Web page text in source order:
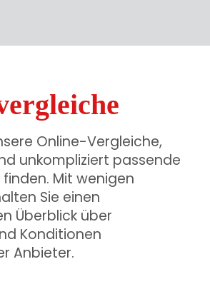
Online-Vergleiche,
unkompliziert passende
Mit wenigen
Sie einen
Überblick über
Konditionen
Anbieter.